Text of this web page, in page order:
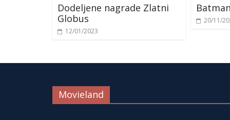
Dodeljene nagrade Zlatni
Globus
12/01/2023
20/11/
Movieland